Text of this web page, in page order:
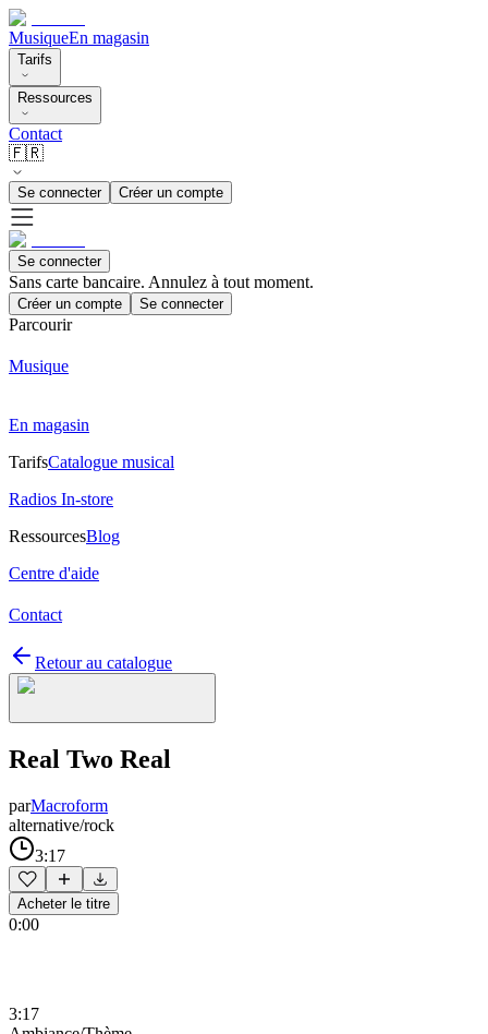
MusiqueEn magasin
Tarifs
Ressources
Contact
🇫🇷
Se connecter Créer un compte
Se connecter
Sans carte bancaire. Annulez à tout moment.
Créer un compte Se connecter
Parcourir
Musique
En magasin
TarifsCatalogue musical
Radios In-store
RessourcesBlog
Centre d'aide
Contact
Retour au catalogue
Real Two Real
parMacroform
alternative/rock
3:17
Acheter le titre
0:00
3:17